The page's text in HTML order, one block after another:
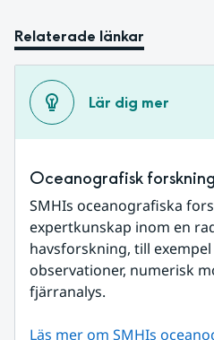
Relaterade länkar
Lär dig mer
Oceanografisk
SMHIs oceanografiska
expertkunskap inom en
havsforskning, till
observationer, numerisk
fjärranalys.
Läs mer om SMHIs